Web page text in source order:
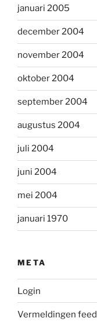
januari 2005
december 2004
november 2004
oktober 2004
september 2004
augustus 2004
juli 2004
juni 2004
mei 2004
januari 1970
META
Login
Vermeldingen feed